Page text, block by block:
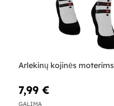
Arlekinų kojinės moterims
7,99 €
GALIMA